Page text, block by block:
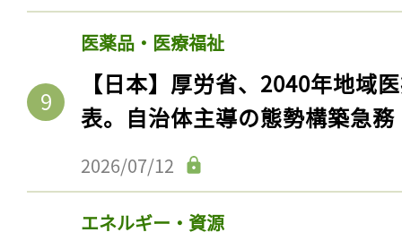
医薬品・医療福祉
【日本】厚労省、2040年地域
表。自治体主導の態勢構築急務
2026/07/12
エネルギー・資源